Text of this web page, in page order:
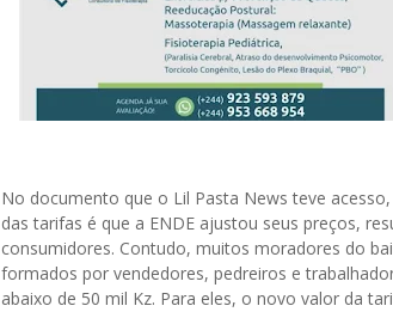
No documento que o Lil Pasta News teve
das tarifas é que a ENDE ajustou seus preços,
consumidores. Contudo, muitos moradores do
formados por vendedores, pedreiros e
abaixo de 50 mil Kz. Para eles, o novo valor da